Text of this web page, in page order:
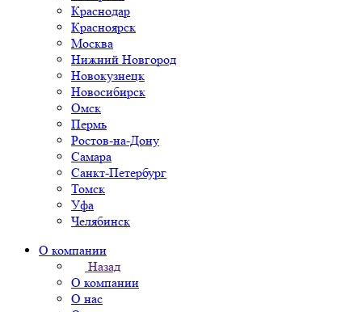
Краснодар
Красноярск
Москва
Нижний Новгород
Новокузнецк
Новосибирск
Омск
Пермь
Ростов-на-Дону
Самара
Санкт-Петербург
Томск
Уфа
Челябинск
О компании
Назад
О компании
О нас